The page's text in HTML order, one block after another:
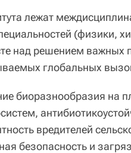
лежат
(физики,
над решением важных
глобальных
биоразнообразия на
вредителей
безопасность и